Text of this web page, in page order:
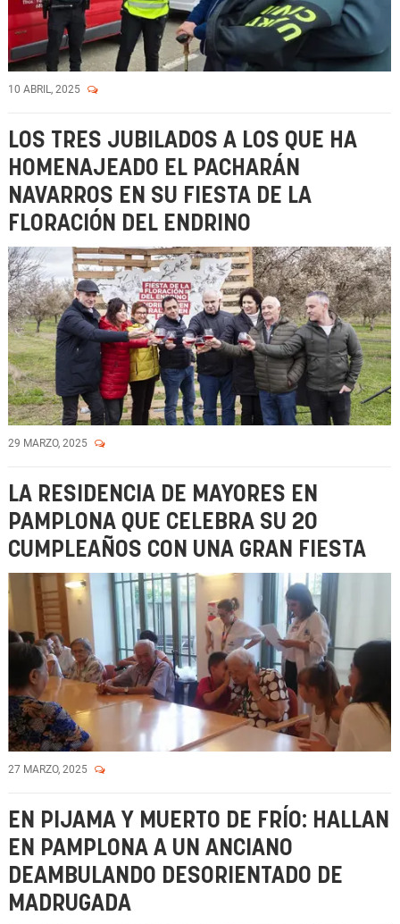
10 ABRIL, 2025
LOS TRES JUBILADOS A LOS QUE HA
HOMENAJEADO EL PACHARÁN
NAVARROS EN SU FIESTA DE LA
FLORACIÓN DEL ENDRINO
29 MARZO, 2025
LA RESIDENCIA DE MAYORES EN
PAMPLONA QUE CELEBRA SU 20
CUMPLEAÑOS CON UNA GRAN FIESTA
27 MARZO, 2025
EN PIJAMA Y MUERTO DE FRÍO: HALLAN
EN PAMPLONA A UN ANCIANO
DEAMBULANDO DESORIENTADO DE
MADRUGADA